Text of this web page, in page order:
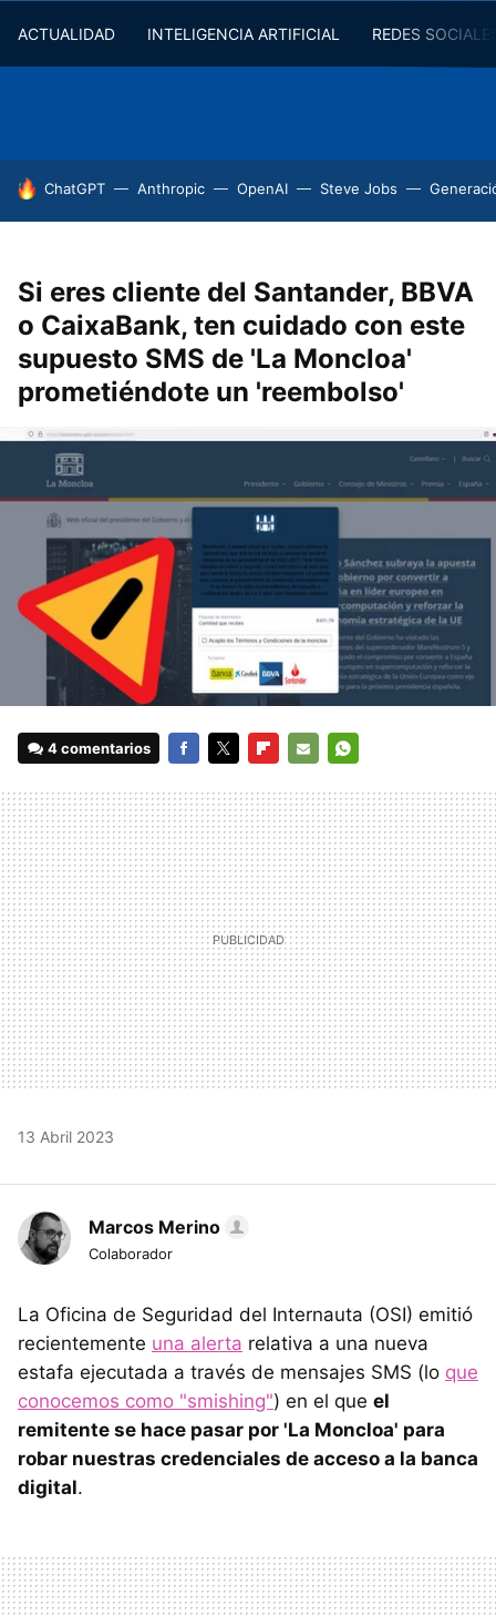
ACTUALIDAD INTELIGENCIA ARTIFICIAL REDES
HOY SE HABLA DE
ChatGPT Anthropic OpenAI Steve Jobs
Si eres cliente del Santander, BBVA
o CaixaBank, ten cuidado con este
supuesto SMS de 'La Moncloa'
prometiéndote un 'reembolso'
4 comentarios
MAIL
13 Abril 2023
Marcos Merino
Colaborador
La Oficina de Seguridad del Internauta (OSI) emitió
recientemente una alerta relativa a una nueva
estafa ejecutada a través de mensajes SMS (lo que
conocemos como "smishing") en el que el
remitente se hace pasar por 'La Moncloa' para
robar nuestras credenciales de acceso a la banca
digital.